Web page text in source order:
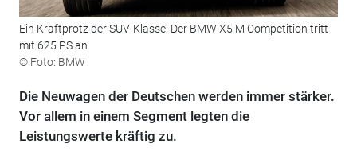
Ein Kraftprotz der SUV-Klasse: Der BMW X5 M Competition tritt
mit 625 PS an.
© Foto: BMW
Die Neuwagen der Deutschen werden immer stärker.
Vor allem in einem Segment legten die
Leistungswerte kräftig zu.